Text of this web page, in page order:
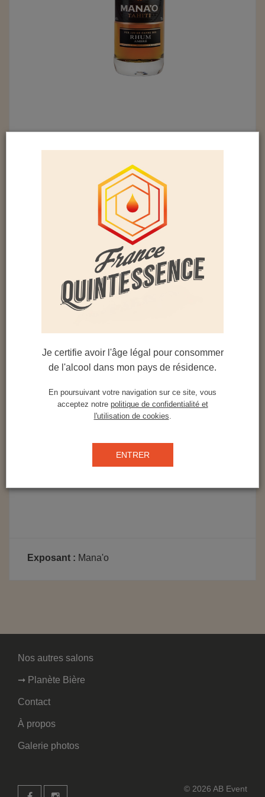
MANA'O AMBRÉ (43%)
Voici la version « assagie » du fougueux rhum
blanc. Issu de pur jus de canne à sucre de
variétés ancestrales cultivées sur les plateaux de
la presqu’île de Tahiti et de l’île de Tahaa, il a
ensuite été élevé un an en fûts d’armagnac et
foudre de cognac.
Notes de dégustation :
de canne fraîche ont subtilement évolué vers des
notes miellées, mêlées d’un léger boisé.
Nez : après aération, le nez s’ouvre
(agrumes) confiturés.
Bouche: d’une belle rondeur, la bouche conserve
Note finale : tout en longueur est séduisante, entre
Exposant : Mana'o
Nos autres salons
➞ Planète Bière
Contact
À propos
Galerie photos
© 2026 AB Event
Je certifie avoir l'âge légal pour consommer
de l'alcool dans mon pays de résidence.
En poursuivant votre navigation sur ce site, vous
acceptez notre politique de confidentialité et
l'utilisation de cookies
ENTRER